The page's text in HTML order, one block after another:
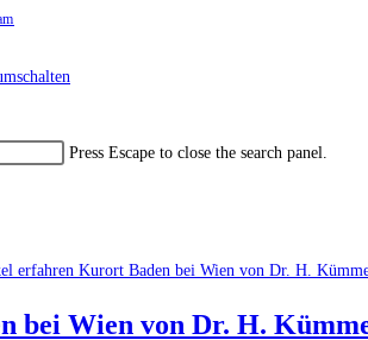
Press Escape to close the search panel.
bei Wien von Dr. H.